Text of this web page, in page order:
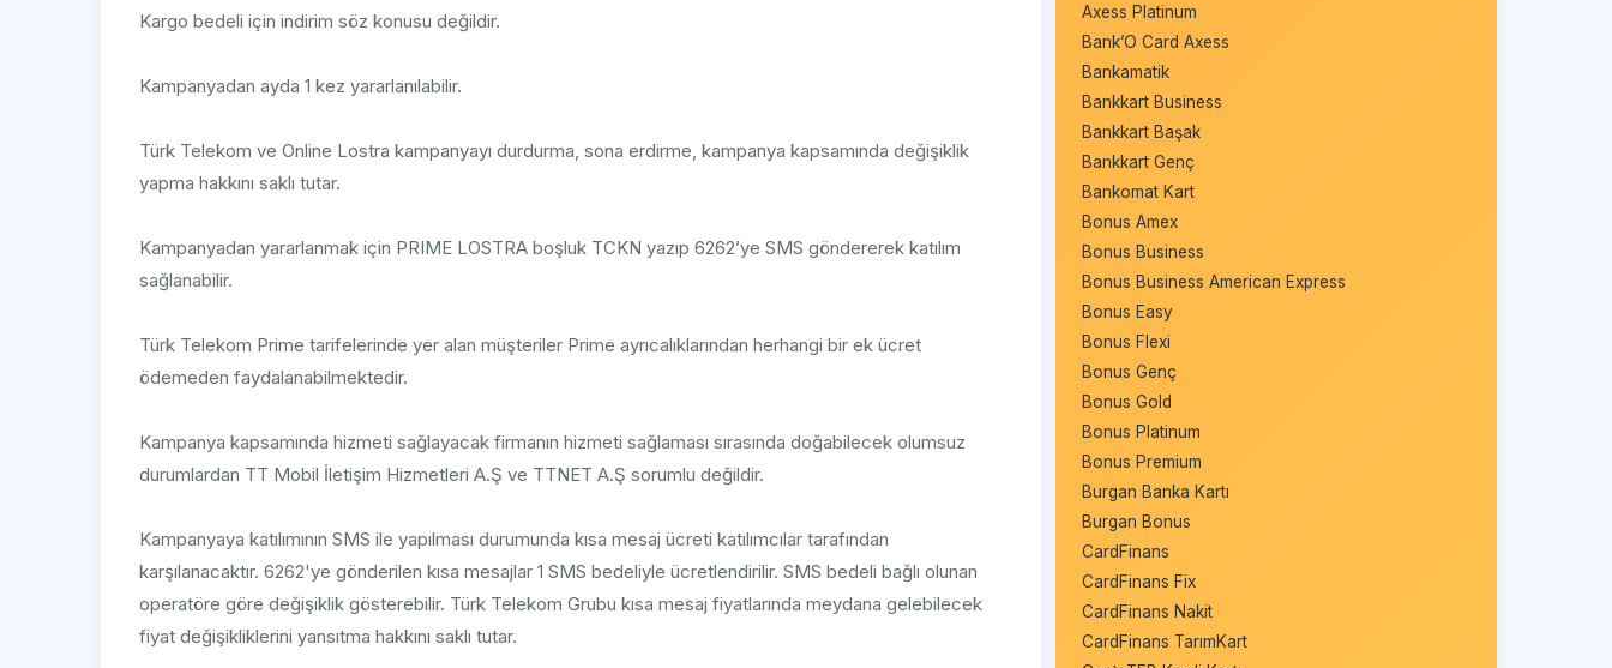
Kargo bedeli için indirim söz konusu değildir.
Kampanyadan ayda 1 kez yararlanılabilir.
Türk Telekom ve Online Lostra kampanyayı durdurma, sona erdirme, kampanya kapsamında değişiklik
yapma hakkını saklı tutar.
Kampanyadan yararlanmak için PRIME LOSTRA boşluk TCKN yazıp 6262’ye SMS göndererek katılım
sağlanabilir.
Türk Telekom Prime tarifelerinde yer alan müşteriler Prime ayrıcalıklarından herhangi bir ek ücret
ödemeden faydalanabilmektedir.
Kampanya kapsamında hizmeti sağlayacak firmanın hizmeti sağlaması sırasında doğabilecek olumsuz
durumlardan TT Mobil İletişim Hizmetleri A.Ş ve TTNET A.Ş sorumlu değildir.
Kampanyaya katılımının SMS ile yapılması durumunda kısa mesaj ücreti katılımcılar tarafından
karşılanacaktır. 6262'ye gönderilen kısa mesajlar 1 SMS bedeliyle ücretlendirilir. SMS bedeli bağlı olunan
operatöre göre değişiklik gösterebilir. Türk Telekom Grubu kısa mesaj fiyatlarında meydana gelebilecek
fiyat değişikliklerini yansıtma hakkını saklı tutar.
Axess Platinum
Bank’O Card Axess
Bankamatik
Bankkart Business
Bankkart Başak
Bankkart Genç
Bankomat Kart
Bonus Amex
Bonus Business
Bonus Business American Express
Bonus Easy
Bonus Flexi
Bonus Genç
Bonus Gold
Bonus Platinum
Bonus Premium
Burgan Banka Kartı
Burgan Bonus
CardFinans
CardFinans Fix
CardFinans Nakit
CardFinans TarımKart